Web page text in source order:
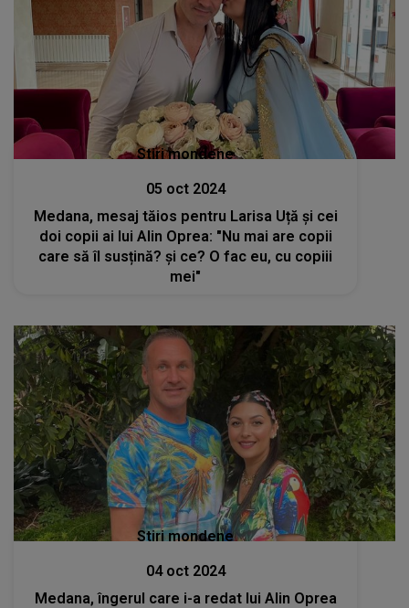
Stiri mondene
05 oct 2024
Medana, mesaj tăios pentru Larisa Uță și cei
doi copii ai lui Alin Oprea: "Nu mai are copii
care să îl susțină? și ce? O fac eu, cu copiii
mei"
Stiri mondene
04 oct 2024
Medana, îngerul care i-a redat lui Alin Oprea